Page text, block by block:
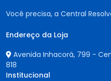
Você precisa, a Central
Endereço da Loja
Avenida Inhacorá, 799 -
818
Institucional